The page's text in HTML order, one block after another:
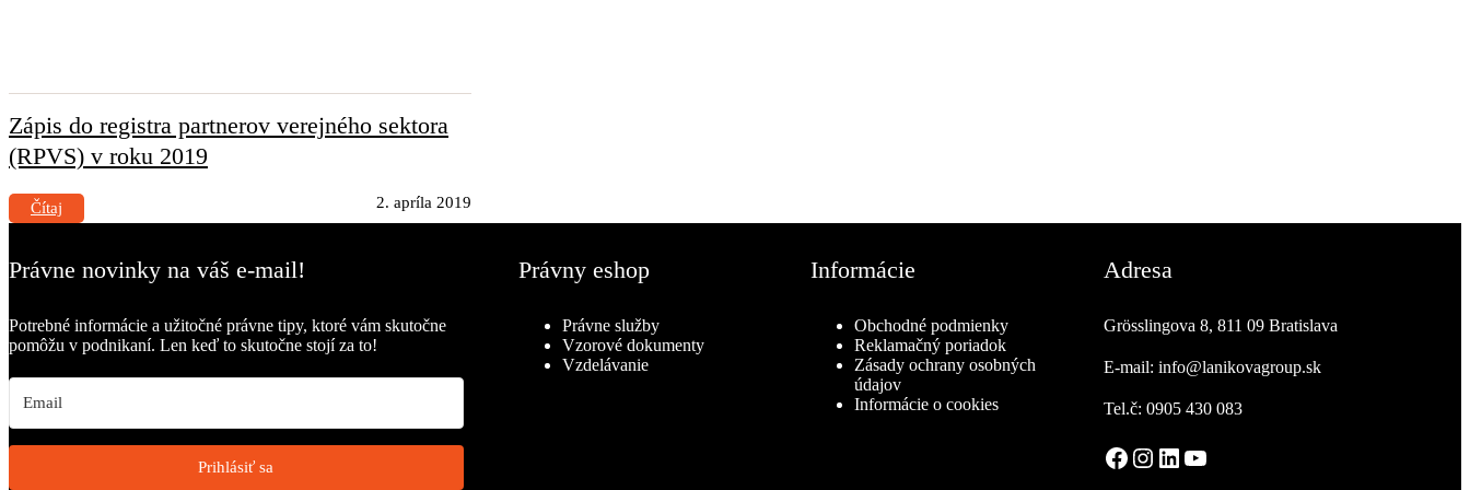
Zápis do registra partnerov verejného sektora
(RPVS) v roku 2019
2. apríla 2019
Čítaj
Právne novinky na váš e-mail!
Potrebné informácie a užitočné právne tipy, ktoré vám skutočne
pomôžu v podnikaní. Len keď to skutočne stojí za to!
Prihlásiť sa
Právny eshop
Právne služby
Vzorové dokumenty
Vzdelávanie
Informácie
Obchodné podmienky
Reklamačný poriadok
Zásady ochrany osobných
údajov
Informácie o cookies
Adresa
Grösslingova 8, 811 09 Bratislava
E-mail: info@lanikovagroup.sk
Tel.č: 0905 430 083
Facebook
Instagram
LinkedIn
YouTube